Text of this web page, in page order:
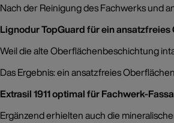
Nach der Reinigung des Fachwerks und
Lignodur TopGuard für ein
Weil die alte Oberflächenbeschichtung
Das Ergebnis: ein ansatzfreies
Extrasil 1911 optimal für Fachwerk-
Ergänzend erhielten auch die